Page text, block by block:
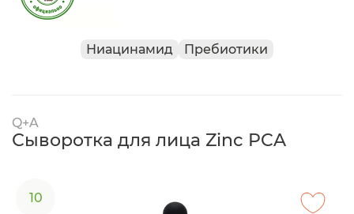
Ниацинамид Пребиотики
Q+A
Сыворотка для лица Zinc PCA
10